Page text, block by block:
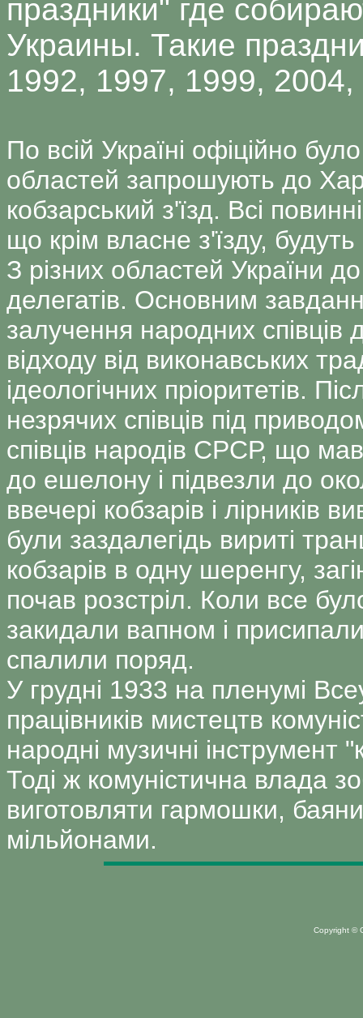
праздники" где
Украины. Такие
1992, 1997, 1999, 2004,
По всій Україні офіційно
областей запрошують до
кобзарський з'їзд. Всі
що крім власне з'їзду, будуть
З різних областей України
делегатів. Основним
залучення народних співців
відходу від виконавських
ідеологічних пріоритетів.
незрячих співців під
співців народів СРСР, що
до ешелону і підвезли до
ввечері кобзарів і лірників
були заздалегідь вириті
кобзарів в одну шеренгу,
почав розстріл. Коли все
закидали вапном і
спалили поряд.
У грудні 1933 на пленумі
працівників мистецтв
народні музичні
Тоді ж комуністична влада
виготовляти гармошки,
мільйонами.
Copyright ©